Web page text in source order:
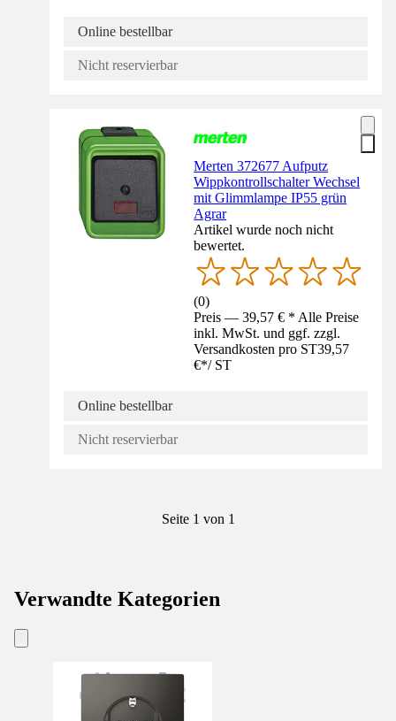
Online bestellbar
Nicht reservierbar
Merten 372677 Aufputz
Wippkontrollschalter Wechsel
mit Glimmlampe IP55 grün
Agrar
Artikel wurde noch nicht
bewertet.
(0)
Preis — 39,57 € * Alle Preise
inkl. MwSt. und ggf. zzgl.
Versandkosten pro ST39,57
€*/ ST
Online bestellbar
Nicht reservierbar
Seite 1 von 1
Verwandte Kategorien